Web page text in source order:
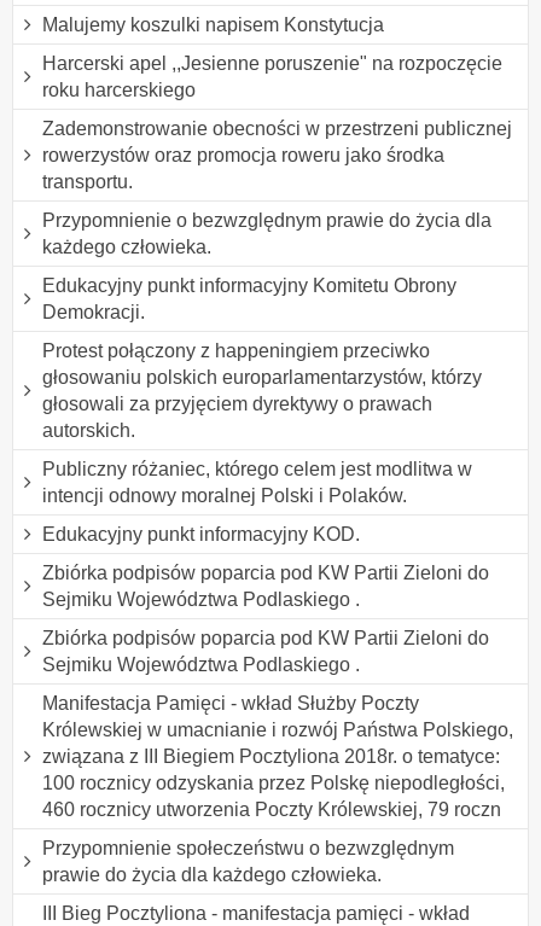
Malujemy koszulki napisem Konstytucja
Harcerski apel ,,Jesienne poruszenie" na rozpoczęcie
roku harcerskiego
Zademonstrowanie obecności w przestrzeni publicznej
rowerzystów oraz promocja roweru jako środka
transportu.
Przypomnienie o bezwzględnym prawie do życia dla
każdego człowieka.
Edukacyjny punkt informacyjny Komitetu Obrony
Demokracji.
Protest połączony z happeningiem przeciwko
głosowaniu polskich europarlamentarzystów, którzy
głosowali za przyjęciem dyrektywy o prawach
autorskich.
Publiczny różaniec, którego celem jest modlitwa w
intencji odnowy moralnej Polski i Polaków.
Edukacyjny punkt informacyjny KOD.
Zbiórka podpisów poparcia pod KW Partii Zieloni do
Sejmiku Województwa Podlaskiego .
Zbiórka podpisów poparcia pod KW Partii Zieloni do
Sejmiku Województwa Podlaskiego .
Manifestacja Pamięci - wkład Służby Poczty
Królewskiej w umacnianie i rozwój Państwa Polskiego,
związana z III Biegiem Pocztyliona 2018r. o tematyce:
100 rocznicy odzyskania przez Polskę niepodległości,
460 rocznicy utworzenia Poczty Królewskiej, 79 roczn
Przypomnienie społeczeństwu o bezwzględnym
prawie do życia dla każdego człowieka.
III Bieg Pocztyliona - manifestacja pamięci - wkład